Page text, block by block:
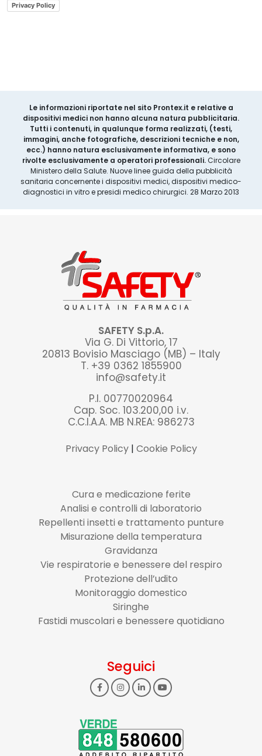
Privacy Policy
Le informazioni riportate nel sito Prontex.it e relative a
dispositivi medici non hanno alcuna natura pubblicitaria.
Tutti i contenuti, in qualunque forma realizzati, (testi,
immagini, anche fotografiche, descrizioni tecniche e non,
ecc.) hanno natura esclusivamente informativa, e sono
rivolte esclusivamente a operatori professionali.Circolare
Ministero della Salute. Nuove linee guida della pubblicità
sanitaria concernente i dispositivi medici, dispositivi medico-
diagnostici in vitro e presidi medico chirurgici. 28 Marzo 2013
SAFETY S.p.A.
Via G. Di Vittorio, 17
20813 Bovisio Masciago (MB) – Italy
T. +39 0362 1855900
info@safety.it
P.I. 00770020964
Cap. Soc. 103.200,00 i.v.
C.C.I.A.A. MB N.REA: 986273
Privacy Policy| Cookie Policy
Cura e medicazione ferite
Analisi e controlli di laboratorio
Repellenti insetti e trattamento punture
Misurazione della temperatura
Gravidanza
Vie respiratorie e benessere del respiro
Protezione dell’udito
Monitoraggio domestico
Siringhe
Fastidi muscolari e benessere quotidiano
Seguici